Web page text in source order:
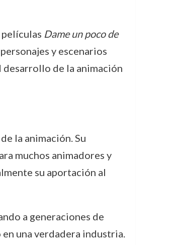
Dame un poco de
y escenarios
desarrollo de la animación
la animación. Su
muchos animadores y
su aportación al
a generaciones de
una verdadera industria.